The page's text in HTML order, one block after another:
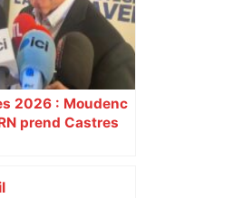
2026 : Moudenc
prend Castres